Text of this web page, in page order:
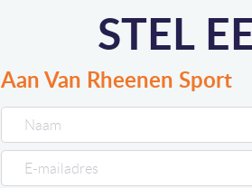
STEL
Aan Van Rheenen Sport